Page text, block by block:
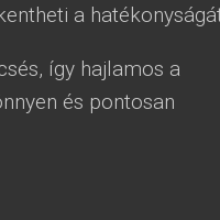
a
így hajlamos a
és pontosan